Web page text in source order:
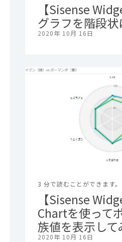
【Sisense
グラフを階段
2020年 10月 16日
3 分で読むことができます。
【Sisense
Chartを使って
族値を表示して
2020年 10月 16日